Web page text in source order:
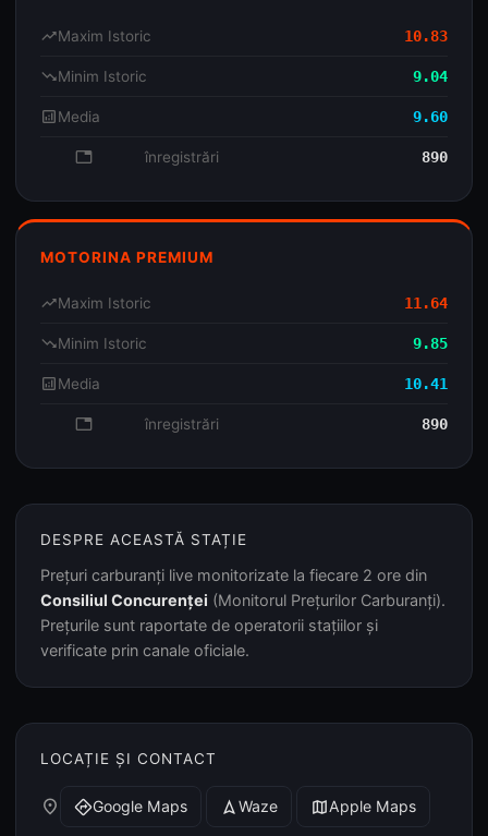
trending_upMaxim Istoric 10.83
trending_downMinim Istoric 9.04
analyticsMedia 9.60
database înregistrări 890
MOTORINA PREMIUM
trending_upMaxim Istoric 11.64
trending_downMinim Istoric 9.85
analyticsMedia 10.41
database înregistrări 890
DESPRE ACEASTĂ STAȚIE
Prețuri carburanți live monitorizate la fiecare 2 ore din
Consiliul Concurenței (Monitorul Prețurilor Carburanți).
Prețurile sunt raportate de operatorii stațiilor și
verificate prin canale oficiale.
LOCAȚIE ȘI CONTACT
place directionsGoogle Maps navigation Waze mapApple Maps